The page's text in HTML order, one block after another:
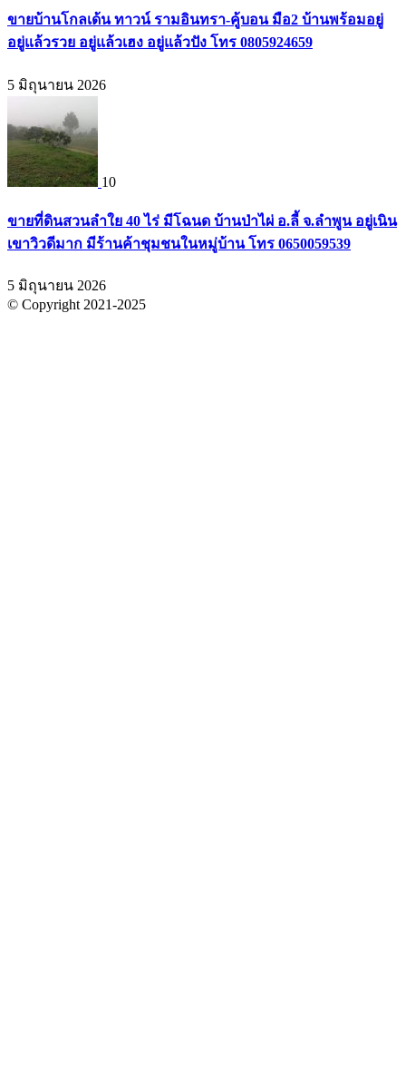
ขายบ้านโกลเด้น ทาวน์ รามอินทรา-คู้บอน มือ2 บ้านพร้อมอยู่
อยู่แล้วรวย อยู่แล้วเฮง อยู่แล้วปัง โทร 0805924659
5 มิถุนายน 2026
10
ขายที่ดินสวนลำใย 40 ไร่ มีโฉนด บ้านป่าไผ่ อ.ลี้ จ.ลำพูน อยู่เนิน
เขาวิวดีมาก มีร้านค้าชุมชนในหมู่บ้าน โทร 0650059539
5 มิถุนายน 2026
© Copyright 2021-2025